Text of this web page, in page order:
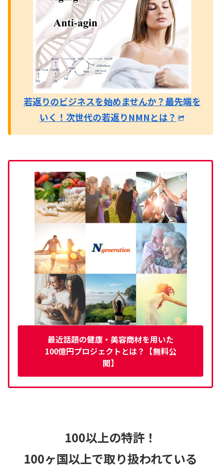
若返りのビジネスを始めませんか？最先端を
いく！次世代の若返りNMNとは？
最近話題の健康・美容商材を用いた
100億円プロジェクトとは？【無料公
開】
100以上の特許！
100ヶ国以上で取り扱われている